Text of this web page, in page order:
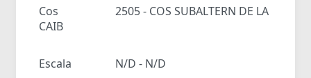
Cos
2505 - COS SUBALTERN DE LA
CAIB
Escala N/D - N/D